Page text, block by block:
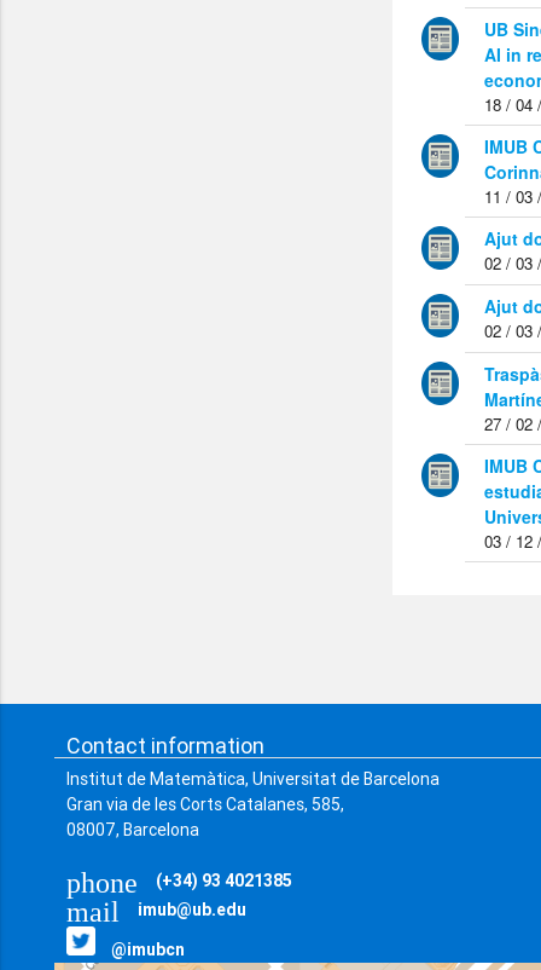
UB
AI in
18 / 04
IMUB
11 / 03
Ajut
02 / 03
Ajut
02 / 03
27 / 02
IMUB
03 / 12
Contact information
Institut de Matemàtica, Universitat de Barcelona
Gran via de les Corts Catalanes, 585,
08007, Barcelona
(+34) 93 4021385
phone
imub@ub.edu
mail
@imubcn